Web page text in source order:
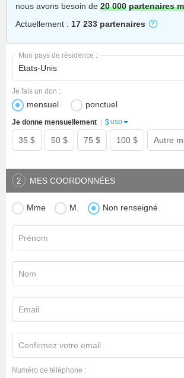
nous avons besoin de 20 000 partenaires
Actuellement : 17 233 partenaires
Mon pays de résidence :
mensuel ponctuel
Je fais un don :
35 $ 50 $ 75 $ 100 $ Autre
Je donne mensuellement $ USD
2 MES COORDONNÉES
Mme M. Non renseigné
Prénom
Nom
Email
Confirmez votre email
Numéro de téléphone :